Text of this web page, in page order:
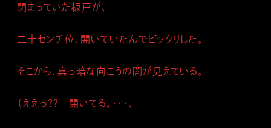
閉まっていた板戸が、
二十センチ位、開いていたんでビックリした。
そこから、真っ暗な向こうの闇が見えている。
（ええっ？？ 開いてる。・・・、